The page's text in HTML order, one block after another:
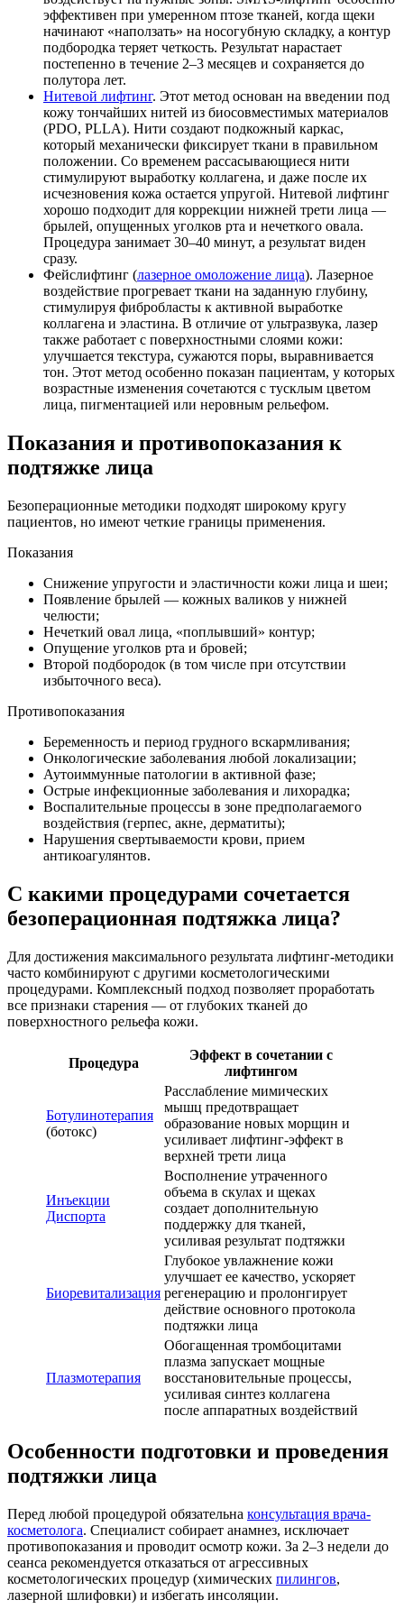
эффективен при умеренном птозе тканей, когда щеки
начинают «наползать» на носогубную складку, а контур
подбородка теряет четкость. Результат нарастает
постепенно в течение 2–3 месяцев и сохраняется до
полутора лет.
Нитевой лифтинг. Этот метод основан на введении под
кожу тончайших нитей из биосовместимых материалов
(PDO, PLLA). Нити создают подкожный каркас,
который механически фиксирует ткани в правильном
положении. Со временем рассасывающиеся нити
стимулируют выработку коллагена, и даже после их
исчезновения кожа остается упругой. Нитевой лифтинг
хорошо подходит для коррекции нижней трети лица —
брылей, опущенных уголков рта и нечеткого овала.
Процедура занимает 30–40 минут, а результат виден
сразу.
Фейслифтинг (лазерное омоложение лица). Лазерное
воздействие прогревает ткани на заданную глубину,
стимулируя фибробласты к активной выработке
коллагена и эластина. В отличие от ультразвука, лазер
также работает с поверхностными слоями кожи:
улучшается текстура, сужаются поры, выравнивается
тон. Этот метод особенно показан пациентам, у которых
возрастные изменения сочетаются с тусклым цветом
лица, пигментацией или неровным рельефом.
Показания и противопоказания к
подтяжке лица
Безоперационные методики подходят широкому кругу
пациентов, но имеют четкие границы применения.
Показания
Снижение упругости и эластичности кожи лица и шеи;
Появление брылей — кожных валиков у нижней
челюсти;
Нечеткий овал лица, «поплывший» контур;
Опущение уголков рта и бровей;
Второй подбородок (в том числе при отсутствии
избыточного веса).
Противопоказания
Беременность и период грудного вскармливания;
Онкологические заболевания любой локализации;
Аутоиммунные патологии в активной фазе;
Острые инфекционные заболевания и лихорадка;
Воспалительные процессы в зоне предполагаемого
воздействия (герпес, акне, дерматиты);
Нарушения свертываемости крови, прием
антикоагулянтов.
С какими процедурами сочетается
безоперационная подтяжка лица?
Для достижения максимального результата лифтинг-методики
часто комбинируют с другими косметологическими
процедурами. Комплексный подход позволяет проработать
все признаки старения — от глубоких тканей до
поверхностного рельефа кожи.
Процедура
Эффект в сочетании с
лифтингом
Ботулинотерапия
(ботокс)
Расслабление мимических
мышц предотвращает
образование новых морщин и
усиливает лифтинг-эффект в
верхней трети лица
Инъекции
Диспорта
Восполнение утраченного
объема в скулах и щеках
создает дополнительную
поддержку для тканей,
усиливая результат подтяжки
Биоревитализация
Глубокое увлажнение кожи
улучшает ее качество, ускоряет
регенерацию и пролонгирует
действие основного протокола
подтяжки лица
Плазмотерапия
Обогащенная тромбоцитами
плазма запускает мощные
восстановительные процессы,
усиливая синтез коллагена
после аппаратных воздействий
Особенности подготовки и проведения
подтяжки лица
Перед любой процедурой обязательна консультация врача-
косметолога. Специалист собирает анамнез, исключает
противопоказания и проводит осмотр кожи. За 2–3 недели до
сеанса рекомендуется отказаться от агрессивных
косметологических процедур (химических пилингов,
лазерной шлифовки) и избегать инсоляции.